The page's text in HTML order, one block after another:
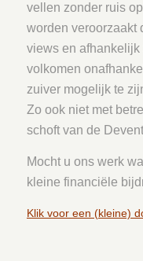
vellen zonder ruis
worden veroorzaakt
views en
volkomen
zuiver mogelijk te
Zo ook niet met
schoft van de
Mocht u ons werk
kleine financiële
Klik voor een (kleine)